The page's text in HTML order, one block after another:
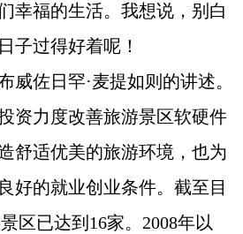
幸福的生活。我想说，别白
子过得好着呢！
佐日罕·麦提如则的讲述。
资力度改善旅游景区软硬件
舒适优美的旅游环境，也为
好的就业创业条件。截至目
区已达到16家。2008年以